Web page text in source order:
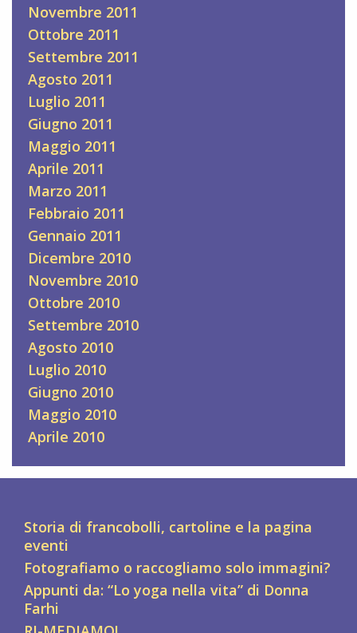
Novembre 2011
Ottobre 2011
Settembre 2011
Agosto 2011
Luglio 2011
Giugno 2011
Maggio 2011
Aprile 2011
Marzo 2011
Febbraio 2011
Gennaio 2011
Dicembre 2010
Novembre 2010
Ottobre 2010
Settembre 2010
Agosto 2010
Luglio 2010
Giugno 2010
Maggio 2010
Aprile 2010
Storia di francobolli, cartoline e la pagina
eventi
Fotografiamo o raccogliamo solo immagini?
Appunti da: “Lo yoga nella vita” di Donna
Farhi